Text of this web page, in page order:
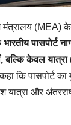
मंत्रालय (MEA) के
भारतीय पासपोर्ट
बल्कि केवल
कि पासपोर्ट का
यात्रा और